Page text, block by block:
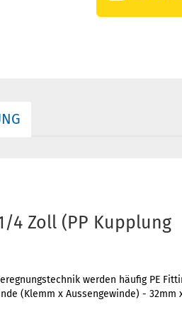
4 Zoll (PP Kupplung
werden häufig PE
(Klemm x Aussengewinde) - 32mm